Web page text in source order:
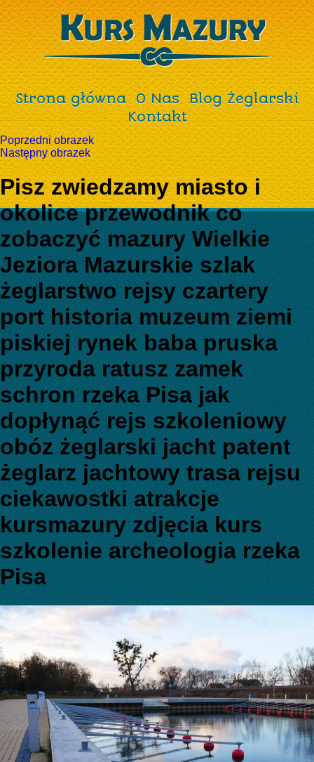
Strona główna O Nas
Blog Żeglarski
Kontakt
Poprzedni obrazek
Następny obrazek
Pisz zwiedzamy miasto i
okolice przewodnik co
zobaczyć mazury Wielkie
Jeziora Mazurskie szlak
żeglarstwo rejsy czartery
port historia muzeum ziemi
piskiej rynek baba pruska
przyroda ratusz zamek
schron rzeka Pisa jak
dopłynąć rejs szkoleniowy
obóz żeglarski jacht patent
żeglarz jachtowy trasa rejsu
ciekawostki atrakcje
kursmazury zdjęcia kurs
szkolenie archeologia rzeka
Pisa